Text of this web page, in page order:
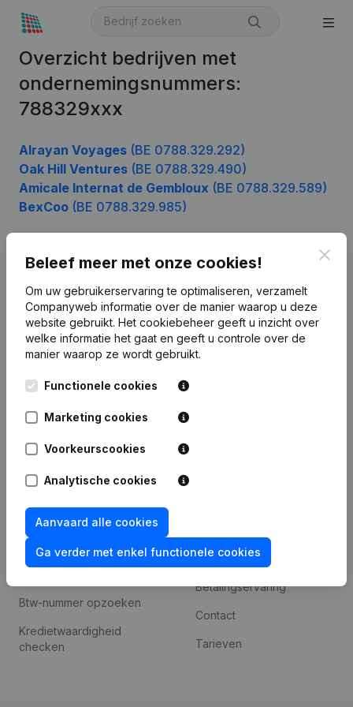
Overzicht bedrijven met
ondernemingsnummers:
788329xxx
Alrayan Voyages (BE 0788.329.292)
Oak Hill Ventures (BE 0788.329.490)
Amicale Internat de Gembloux (BE 0788.329.589)
BexCoo (BE 0788.329.985)
Beleef meer met onze cookies!
Om uw gebruikerservaring te optimaliseren, verzamelt
Companyweb informatie over de manier waarop u deze
website gebruikt. Het cookiebeheer geeft u inzicht over
welke informatie het gaat en geeft u controle over de
manier waarop ze wordt gebruikt.
Functionele cookies
Marketing cookies
Voorkeurscookies
Analytische cookies
Aanvaard alle cookies
Ga verder met enkel functionele cookies
Nederlands
Kantorenpark Everest
248D,
Product
Bedrijfsinformatie
Monitoring
Internationaal zoeken
Compliance &
fraudepreventie
Btw-nummer opzoeken
Kredietwaardigheid
checken
Integraties op maat
Betalingservaring
Contact
Tarieven